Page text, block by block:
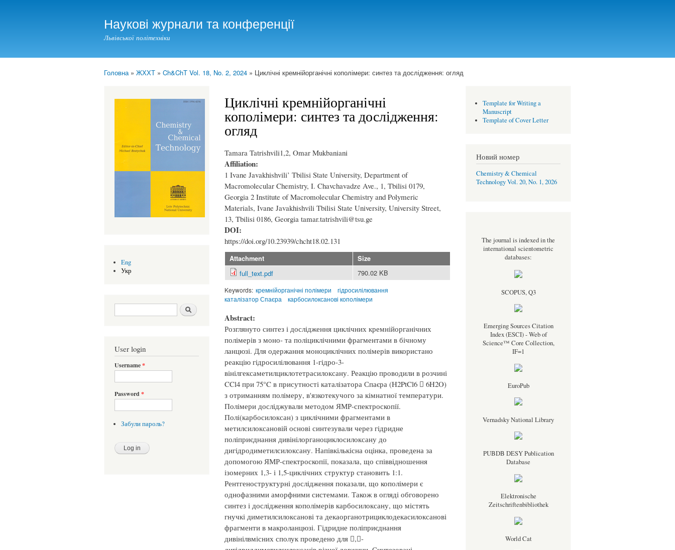
Наукові журнали та конференції
Львівської політехніки
Головна» ЖХХТ » Ch&ChT Vol. 18, No. 2, 2024 » Циклічні кремнійорганічні кополімери: синтез та дослідження: огляд
Eng
Укр
Search form Шукати
User login
Username*
Password *
Забули пароль?
Циклічні кремнійорганічні
кополімери: синтез та дослідження:
огляд
Tamara Tatrishvili1,2, Omar Mukbaniani
Affiliation:
1 Ivane Javakhishvili’ Tbilisi State University, Department of
Macromolecular Chemistry, I. Chavchavadze Ave., 1, Tbilisi 0179,
Georgia 2 Institute of Macromolecular Chemistry and Polymeric
Materials, Ivane Javakhishvili Tbilisi State University, University Street,
13, Tbilisi 0186, Georgia tamar.tatrishvili@tsu.ge
DOI:
https://doi.org/10.23939/chcht18.02.131
Attachment Size
full_text.pdf 790.02 KB
Keywords: кремнійорганічні полімери
гідросилілювання
каталізатор Спаєра
карбосилоксанові кополімери
Abstract:
Розглянуто синтез і дослідження циклічних кремнійорганічних
полімерів з моно- та поліциклічними фрагментами в бічному
ланцюзі. Для одержання моноциклічних полімерів використано
реакцію гідросилілювання 1-гідро-3-
вінілгексаметилциклотетрасилоксану. Реакцію проводили в розчині
CCl4 при 75°C в присутності каталізатора Спаєра (H2PtCl6  6H2O)
з отриманням полімеру, в'язкотекучого за кімнатної температури.
Полімери досліджували методом ЯМР-спектроскопії.
Полі(карбосилоксан) з циклічними фрагментами в
метилсилоксановій основі синтезували через гідридне
поліприєднання дивінілорганоциклосилоксану до
дигідродиметилсилоксану. Напівкількісна оцінка, проведена за
допомогою ЯМР-спектроскопії, показала, що співвідношення
ізомерних 1,3- і 1,5-циклічних структур становить 1:1.
Рентгеноструктурні дослідження показали, що кополімери є
однофазними аморфними системами. Також в огляді обговорено
синтез і дослідження кополімерів карбосилоксану, що містять
гнучкі диметилсилоксанові та декаорганотрициклодекасилоксанові
фрагменти в макроланцюзі. Гідридне поліприєднання
дивінілвмісних сполук проведено для ,-
Template for Writing a
Manuscript
Template of Cover Letter
Новий номер
Chemistry & Chemical
Technology Vol. 20, No. 1, 2026
The journal is indexed in the
international scientometric
databases:
SCOPUS, Q3
Emerging Sources Citation
Index (ESCI) - Web of
Science™ Core Collection,
IF=1
EuroPub
Vernadsky National Library
PUBDB DESY Publication
Database
Elektronische
Zeitschriftenbibliothek
World Cat